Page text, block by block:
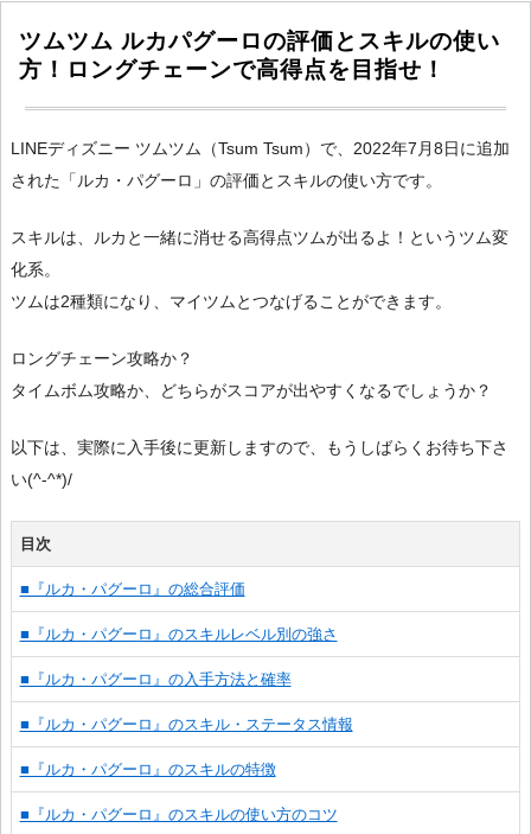
ツムツム ルカパグーロの評価とスキルの使い
方！ロングチェーンで高得点を目指せ！
LINEディズニー ツムツム（Tsum Tsum）で、2022年7月8日に追加
された「ルカ・パグーロ」の評価とスキルの使い方です。
スキルは、ルカと一緒に消せる高得点ツムが出るよ！というツム変
化系。
ツムは2種類になり、マイツムとつなげることができます。
ロングチェーン攻略か？
タイムボム攻略か、どちらがスコアが出やすくなるでしょうか？
以下は、実際に入手後に更新しますので、もうしばらくお待ち下さ
い(^-^*)/
目次
■『ルカ・パグーロ』の総合評価
■『ルカ・パグーロ』のスキルレベル別の強さ
■『ルカ・パグーロ』の入手方法と確率
■『ルカ・パグーロ』のスキル・ステータス情報
■『ルカ・パグーロ』のスキルの特徴
■『ルカ・パグーロ』のスキルの使い方のコツ